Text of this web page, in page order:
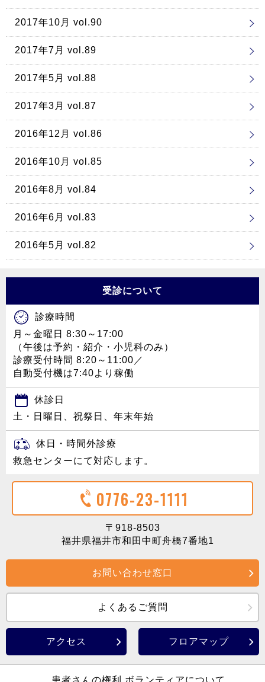
2017年10月 vol.90
2017年7月 vol.89
2017年5月 vol.88
2017年3月 vol.87
2016年12月 vol.86
2016年10月 vol.85
2016年8月 vol.84
2016年6月 vol.83
2016年5月 vol.82
受診について
診療時間
月～金曜日 8:30～17:00
（午後は予約・紹介・小児科のみ）
診療受付時間 8:20～11:00／
自動受付機は7:40より稼働
休診日
土・日曜日、祝祭日、年末年始
休日・時間外診療
救急センターにて対応します。
0776-23-1111
〒918-8503
福井県福井市和田中町舟橋7番地1
お問い合わせ窓口
よくあるご質問
アクセス フロアマップ